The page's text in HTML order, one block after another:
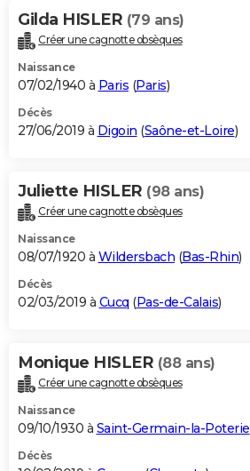
Gilda HISLER (79 ans)
Créer une cagnotte obsèques
Naissance
07/02/1940 à Paris (Paris)
Décès
27/06/2019 à Digoin (Saône-et-Loire)
Juliette HISLER (98 ans)
Créer une cagnotte obsèques
Naissance
08/07/1920 à Wildersbach (Bas-Rhin)
Décès
02/03/2019 à Cucq (Pas-de-Calais)
Monique HISLER (88 ans)
Créer une cagnotte obsèques
Naissance
09/10/1930 à Saint-Germain-la-Poterie
Décès